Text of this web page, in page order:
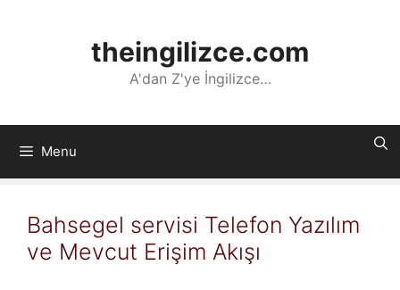
theingilizce.com
A'dan Z'ye İngilizce…
Menu
Bahsegel servisi Telefon Yazılım
ve Mevcut Erişim Akışı